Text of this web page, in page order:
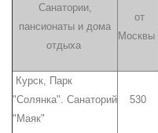
Санатории,
пансионаты и дома
отдыха
от
Москвы
Курск, Парк
"Солянка". Санаторий
"Маяк"
530